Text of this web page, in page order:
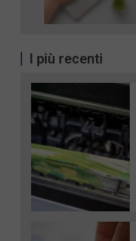
I più recenti